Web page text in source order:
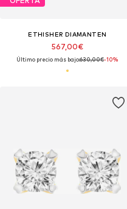
ETHISHER DIAMANTEN
567,00€
Último precio más bajo:630,00€-10%